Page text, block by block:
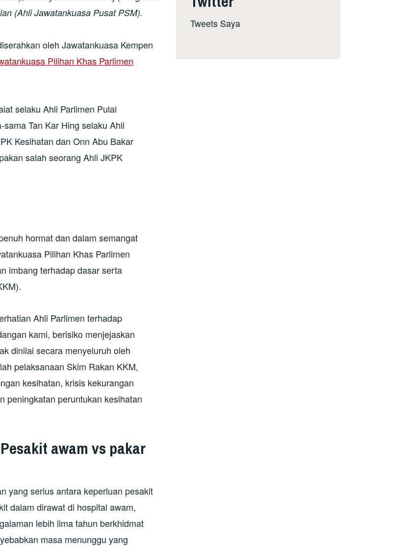
(Ahli Jawatankuasa Pusat PSM).
oleh Jawatankuasa Kempen
Pilihan Khas Parlimen
selaku Ahli Parlimen Pulai
Tan Kar Hing selaku Ahli
Kesihatan dan Onn Abu Bakar
salah seorang Ahli JKPK
hormat dan dalam semangat
Pilihan Khas Parlimen
imbang terhadap dasar serta
Ahli Parlimen terhadap
kami, berisiko menjejaskan
dinilai secara menyeluruh oleh
pelaksanaan Skim Rakan KKM,
kesihatan, krisis kekurangan
peningkatan peruntukan kesihatan
awam vs pakar
yang serius antara keperluan pesakit
dalam dirawat di hospital awam,
lebih lima tahun berkhidmat
masa menunggu yang
Tweets Saya